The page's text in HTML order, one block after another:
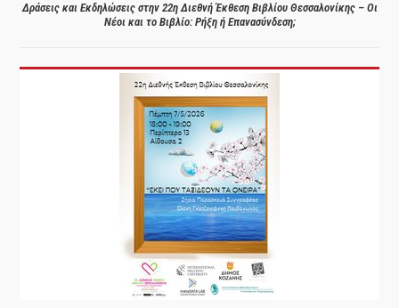
Δράσεις και Εκδηλώσεις στην 22η Διεθνή Έκθεση Βιβλίου Θεσσαλονίκης – Οι
Νέοι και το Βιβλίο: Ρήξη ή Επανασύνδεση;